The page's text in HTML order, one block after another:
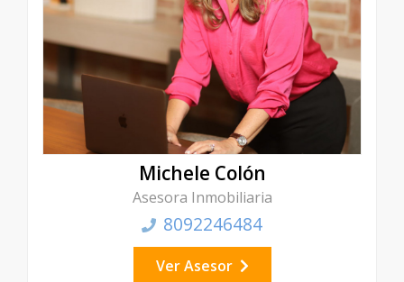
Michele Colón
Asesora Inmobiliaria
8092246484
Ver Asesor